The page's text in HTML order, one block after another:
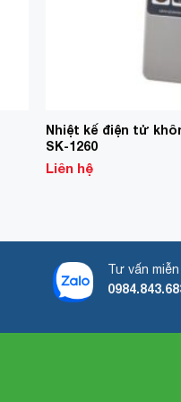
Nhiệt kế điện tử
SK-1260
Liên hệ
Tư vấn